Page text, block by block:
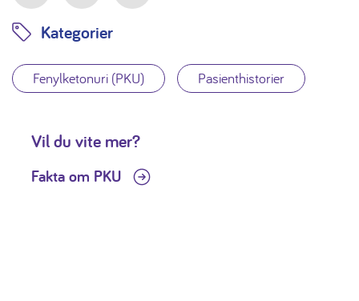
Kategorier
Fenylketonuri (PKU) Pasienthistorier
Vil du vite mer?
Fakta om PKU